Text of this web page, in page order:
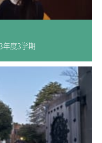
年度3学期